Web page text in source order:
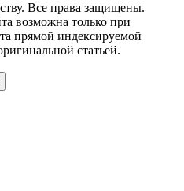
Все права защищены.
возможна только при
прямой индексируемой
статьей.